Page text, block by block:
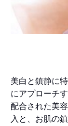
美白と鎮静に
にアプローチす
配合された美
入と、お肌の